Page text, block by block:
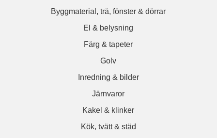
Byggmaterial, trä, fönster & dörrar
El & belysning
Färg & tapeter
Golv
Inredning & bilder
Järnvaror
Kakel & klinker
Kök, tvätt & städ